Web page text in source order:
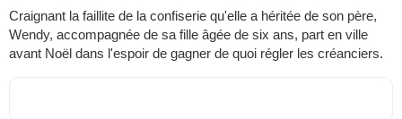
Craignant la faillite de la confiserie qu'elle a héritée de son père,
Wendy, accompagnée de sa fille âgée de six ans, part en ville
avant Noël dans l'espoir de gagner de quoi régler les créanciers.